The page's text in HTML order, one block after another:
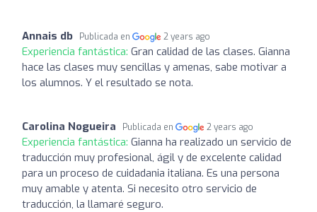
Annais db Publicada en 2 years ago
Experiencia fantástica: Gran calidad de las clases. Gianna
hace las clases muy sencillas y amenas, sabe motivar a
los alumnos. Y el resultado se nota.
Carolina Nogueira Publicada en 2 years ago
Experiencia fantástica: Gianna ha realizado un servicio de
traducción muy profesional, ágil y de excelente calidad
para un proceso de cuidadania italiana. Es una persona
muy amable y atenta. Si necesito otro servicio de
traducción, la llamaré seguro.